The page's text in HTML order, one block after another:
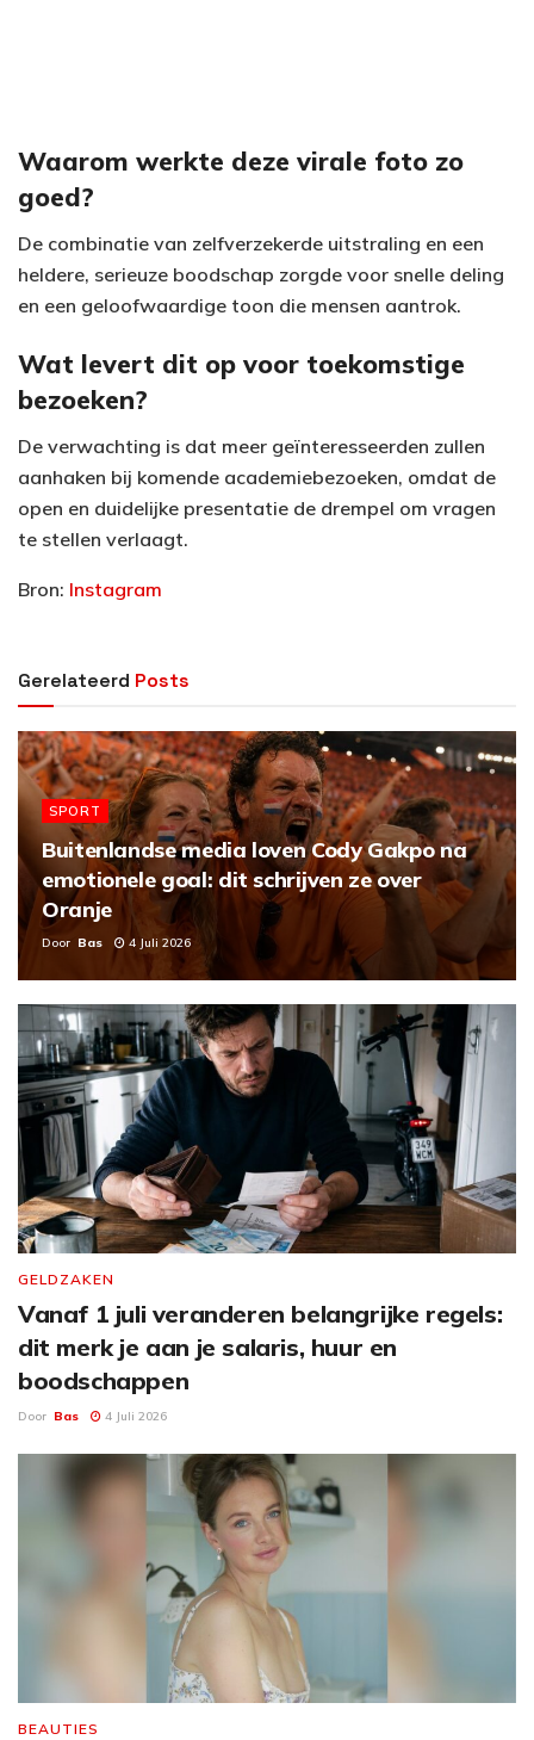
Waarom werkte deze virale foto zo
goed?
De combinatie van zelfverzekerde uitstraling en een
heldere, serieuze boodschap zorgde voor snelle deling
en een geloofwaardige toon die mensen aantrok.
Wat levert dit op voor toekomstige
bezoeken?
De verwachting is dat meer geïnteresseerden zullen
aanhaken bij komende academiebezoeken, omdat de
open en duidelijke presentatie de drempel om vragen
te stellen verlaagt.
Bron: Instagram
Gerelateerd Posts
SPORT
Buitenlandse media loven Cody Gakpo na
emotionele goal: dit schrijven ze over
Oranje
Door Bas 4 Juli 2026
GELDZAKEN
Vanaf 1 juli veranderen belangrijke regels:
dit merk je aan je salaris, huur en
boodschappen
Door Bas 4 Juli 2026
BEAUTIES